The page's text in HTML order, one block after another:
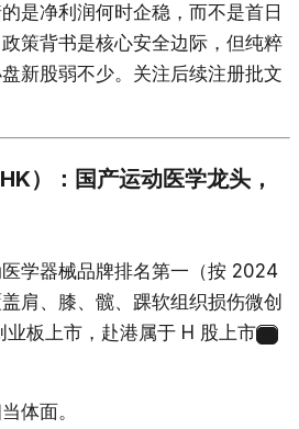
是净利润何时企稳，而不是首日
策背书是核心安全边际，但纯粹
新股弱不少。关注后续注册批文
）：国产运动医学龙头，
医学器械品牌排名第一（按 2024
肩、膝、髋、踝软组织损伤微创
板上市，赴港属于 H 股上市
体面。